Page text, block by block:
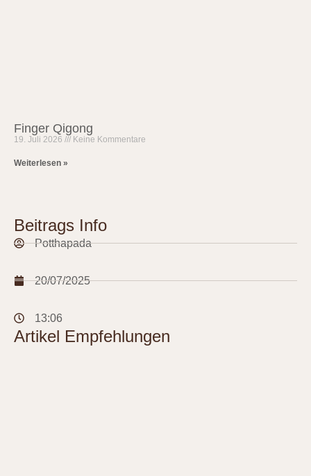
Finger Qigong
19. Juli 2026 Keine Kommentare
Weiterlesen »
Beitrags Info
Potthapada
20/07/2025
13:06
Artikel Empfehlungen